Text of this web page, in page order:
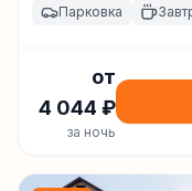
Парковка
от
4 044 ₽
за ночь